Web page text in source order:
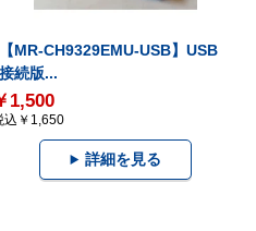
【MR-CH9329EMU-USB】USB
接続版...
1,500
込￥1,650
詳細を見る